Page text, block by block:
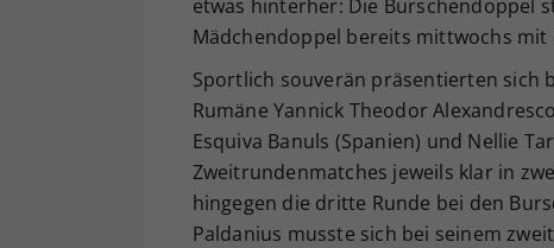
etwas hinterher: Die Burschendoppel
Mädchendoppel bereits mittwochs
Sportlich souverän präsentierten sich
Rumäne Yannick Theodor
Esquiva Banuls (Spanien) und Nellie
Zweitrundenmatches jeweils klar in
hingegen die dritte Runde bei den
Paldanius musste sich bei seinem